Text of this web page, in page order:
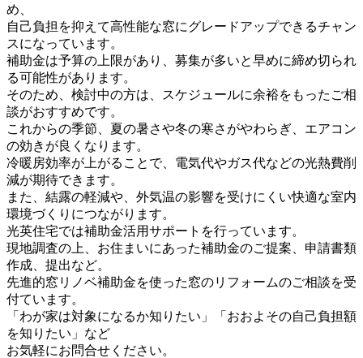
め、
自己負担を抑えて高性能な窓にグレードアップできるチャン
スになっています。
補助金は予算の上限があり、募集が多いと早めに締め切られ
る可能性があります。
そのため、検討中の方は、スケジュールに余裕をもったご相
談がおすすめです。
これからの季節、夏の暑さや冬の寒さがやわらぎ、エアコン
の効きが良くなります。
冷暖房効率が上がることで、電気代やガス代などの光熱費削
減が期待できます。
また、結露の軽減や、外気温の影響を受けにくい快適な室内
環境づくりにつながります。
光英住宅では補助金活用サポートを行っています。
現地調査の上、お住まいにあった補助金のご提案、申請書類
作成、提出など。
先進的窓リノベ補助金を使った窓のリフォームのご相談を受
付ています。
「わが家は対象になるか知りたい」「おおよその自己負担額
を知りたい」など
お気軽にお問合せください。